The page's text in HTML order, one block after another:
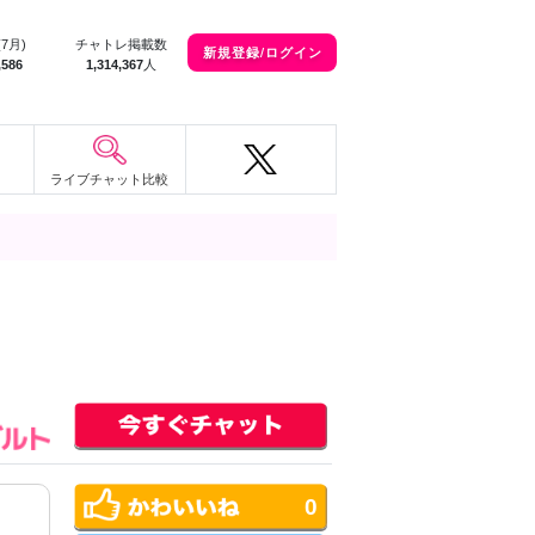
月)
チャトレ掲載数
1,314,367 人
新規登録/ログイン
ライブチャット比較
0